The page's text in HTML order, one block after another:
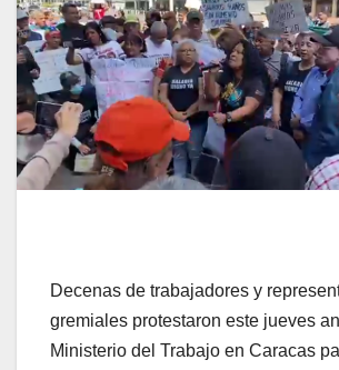
Decenas de trabajadores y
gremiales protestaron este jueves
Ministerio del Trabajo en Caracas